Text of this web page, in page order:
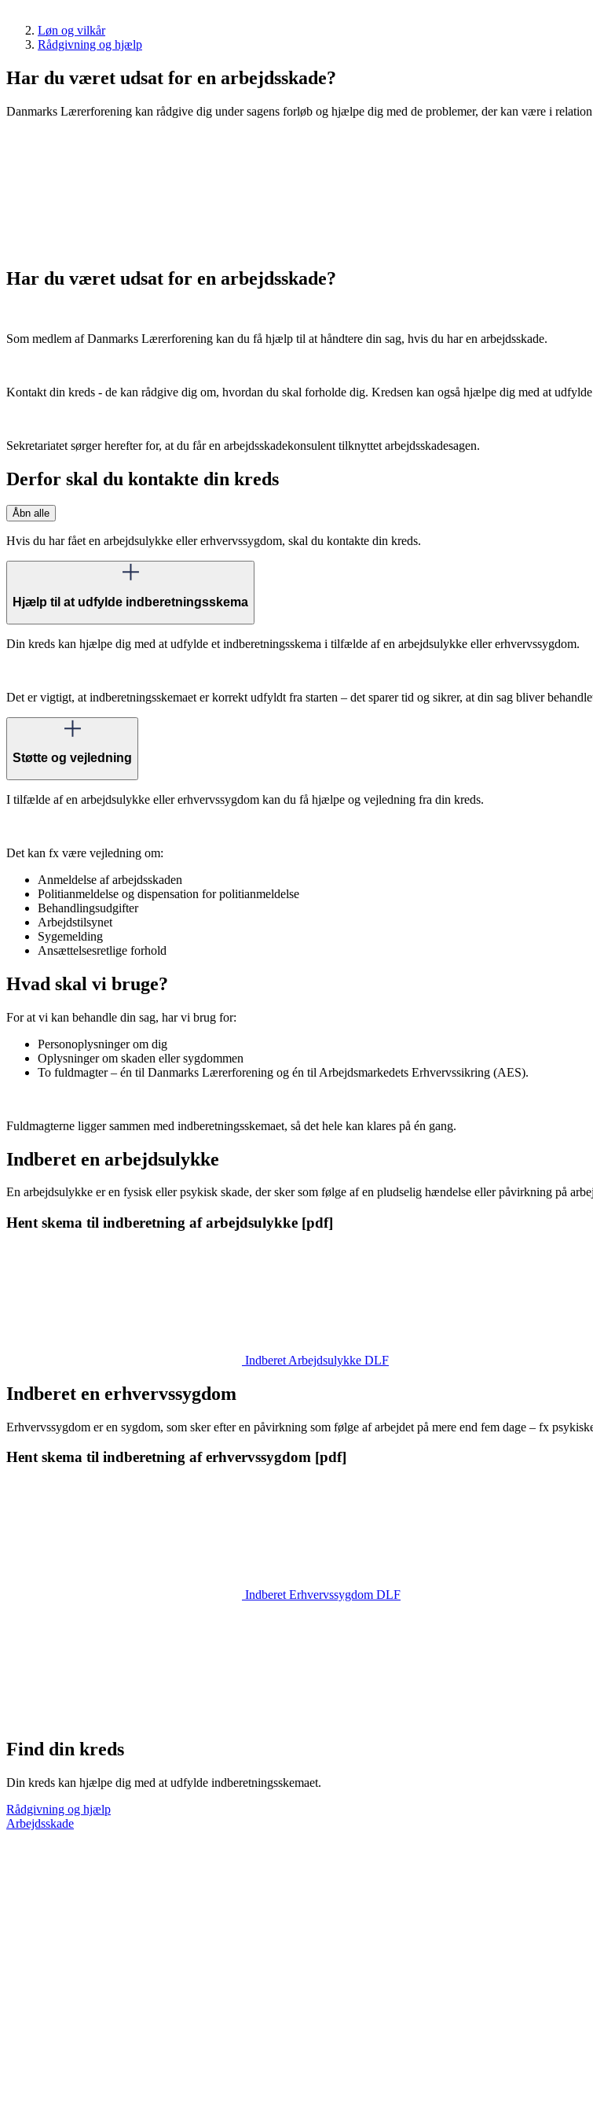
Løn og vilkår
Rådgivning og hjælp
Har du været udsat for en arbejdsskade?
Danmarks Lærerforening kan rådgive dig under sagens forløb og hjælpe dig med de problemer, der kan være i
Har du været udsat for en arbejdsskade?
Som medlem af Danmarks Lærerforening kan du få hjælp til at håndtere din sag, hvis du har en arbejdsskade.
Kontakt din kreds - de kan rådgive dig om, hvordan du skal forholde dig. Kredsen kan også hjælpe dig med at
Sekretariatet sørger herefter for, at du får en arbejdsskadekonsulent tilknyttet arbejdsskadesagen.
Derfor skal du kontakte din kreds
Åbn alle
Hvis du har fået en arbejdsulykke eller erhvervssygdom, skal du kontakte din kreds.
Hjælp til at udfylde indberetningsskema
Din kreds kan hjælpe dig med at udfylde et indberetningsskema i tilfælde af en arbejdsulykke eller erhvervssygdom.
Det er vigtigt, at indberetningsskemaet er korrekt udfyldt fra starten – det sparer tid og sikrer, at din sag bliver
Støtte og vejledning
I tilfælde af en arbejdsulykke eller erhvervssygdom kan du få hjælpe og vejledning fra din kreds.
Det kan fx være vejledning om:
Anmeldelse af arbejdsskaden
Politianmeldelse og dispensation for politianmeldelse
Behandlingsudgifter
Arbejdstilsynet
Sygemelding
Ansættelsesretlige forhold
Hvad skal vi bruge?
For at vi kan behandle din sag, har vi brug for:
Personoplysninger om dig
Oplysninger om skaden eller sygdommen
To fuldmagter – én til Danmarks Lærerforening og én til Arbejdsmarkedets Erhvervssikring (AES).
Fuldmagterne ligger sammen med indberetningsskemaet, så det hele kan klares på én gang.
Indberet en arbejdsulykke
En arbejdsulykke er en fysisk eller psykisk skade, der sker som følge af en pludselig hændelse eller påvirkning på
Hent skema til indberetning af arbejdsulykke [pdf]
Indberet Arbejdsulykke DLF
Indberet en erhvervssygdom
Erhvervssygdom er en sygdom, som sker efter en påvirkning som følge af arbejdet på mere end fem dage – fx
Hent skema til indberetning af erhvervssygdom [pdf]
Indberet Erhvervssygdom DLF
Find din kreds
Din kreds kan hjælpe dig med at udfylde indberetningsskemaet.
Rådgivning og hjælp
Arbejdsskade